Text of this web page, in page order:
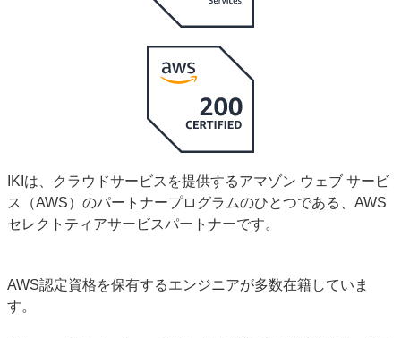
IKIは、クラウドサービスを提供するアマゾン ウェブ サービ
ス（AWS）のパートナープログラムのひとつである、AWS
セレクトティアサービスパートナーです。
AWS認定資格を保有するエンジニアが多数在籍していま
す。